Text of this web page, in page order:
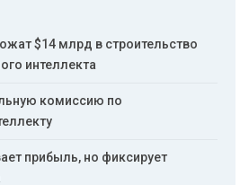
$14 млрд в строительство
интеллекта
комиссию по
прибыль, но фиксирует